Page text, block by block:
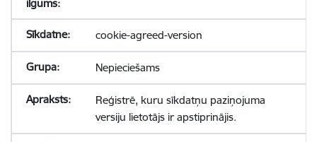
cookie-agreed-version
Nepieciešams
Reģistrē, kuru sīkdatņu paziņojuma
versiju lietotājs ir apstiprinājis.